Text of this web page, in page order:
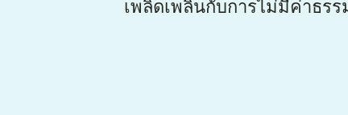
เพลิดเพลินกับการไม่มีค่าธร